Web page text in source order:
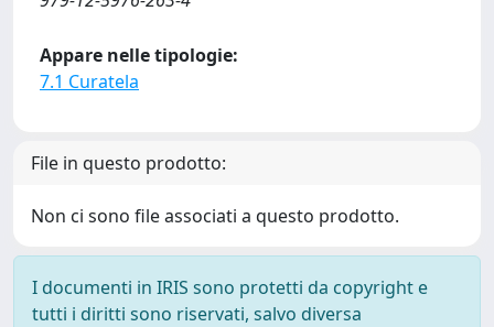
Appare nelle tipologie:
7.1 Curatela
File in questo prodotto:
Non ci sono file associati a questo prodotto.
I documenti in IRIS sono protetti da copyright e
tutti i diritti sono riservati, salvo diversa